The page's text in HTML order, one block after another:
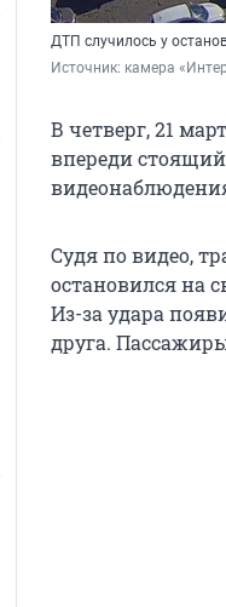
ДТП случилось у
Источник: камера
В четверг, 21
впереди
Судя по видео,
остановился на
Из-за удара
друга.